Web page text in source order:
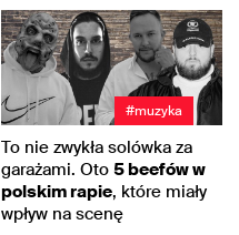
#muzyka
To nie zwykła solówka za
garażami. Oto 5 beefów w
polskim rapie, które miały
wpływ na scenę